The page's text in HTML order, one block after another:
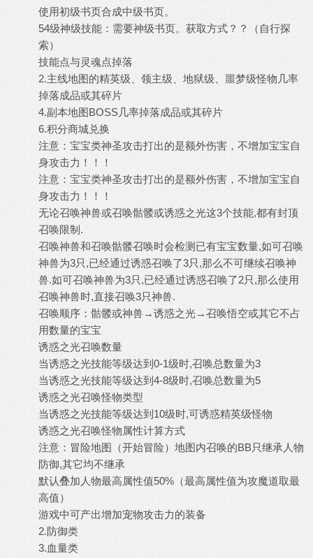
使用初级书页合成中级书页。
54级神级技能：需要神级书页。获取方式？？（自行探
索）
技能点与灵魂点掉落
2.主线地图的精英级、领主级、地狱级、噩梦级怪物几率
掉落成品或其碎片
4.副本地图BOSS几率掉落成品或其碎片
6.积分商城兑换
注意：宝宝类神圣攻击打出的是额外伤害，不增加宝宝自
身攻击力！！！
注意：宝宝类神圣攻击打出的是额外伤害，不增加宝宝自
身攻击力！！！
无论召唤神兽或召唤骷髅或诱惑之光这3个技能,都有封顶
召唤限制.
召唤神兽和召唤骷髅召唤时会检测已有宝宝数量,如可召唤
神兽为3只,已经通过诱惑召唤了3只,那么不可继续召唤神
兽.如可召唤神兽为3只,已经通过诱惑召唤了2只,那么使用
召唤神兽时,直接召唤3只神兽.
召唤顺序：骷髅或神兽→诱惑之光→召唤悟空或其它不占
用数量的宝宝
诱惑之光召唤数量
当诱惑之光技能等级达到0-1级时,召唤总数量为3
当诱惑之光技能等级达到4-8级时,召唤总数量为5
诱惑之光召唤怪物类型
当诱惑之光技能等级达到10级时,可诱惑精英级怪物
诱惑之光召唤怪物属性计算方式
注意：冒险地图（开始冒险）地图内召唤的BB只继承人物
防御,其它均不继承
默认叠加人物最高属性值50%（最高属性值为攻魔道取最
高值）
游戏中可产出增加宠物攻击力的装备
2.防御类
3.血量类